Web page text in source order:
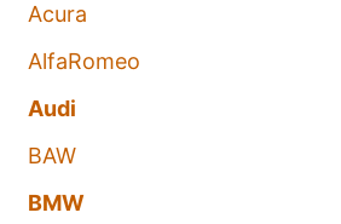
Acura
AlfaRomeo
Audi
BAW
BMW